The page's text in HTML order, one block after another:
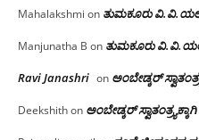
Mahalakshmi on ತುಮಕೂರು‌
Manjunatha B on ತುಮಕೂರು‌
Ravi Janashri on ಅಂಬೇಡ್ಕರ್
Deekshithon ಅಂಬೇಡ್ಕರ್